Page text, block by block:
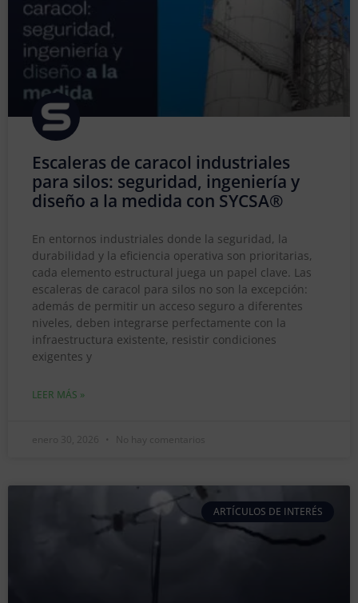
Escaleras de caracol industriales
para silos: seguridad, ingeniería y
diseño a la medida con SYCSA®
En entornos industriales donde la seguridad, la
durabilidad y la eficiencia operativa son prioritarias,
cada elemento estructural juega un papel clave. Las
escaleras de caracol para silos no son la excepción:
además de permitir un acceso seguro a diferentes
niveles, deben integrarse perfectamente con la
infraestructura existente, resistir condiciones
exigentes y
LEER MÁS »
enero 30, 2026 No hay comentarios
ARTÍCULOS DE INTERÉS